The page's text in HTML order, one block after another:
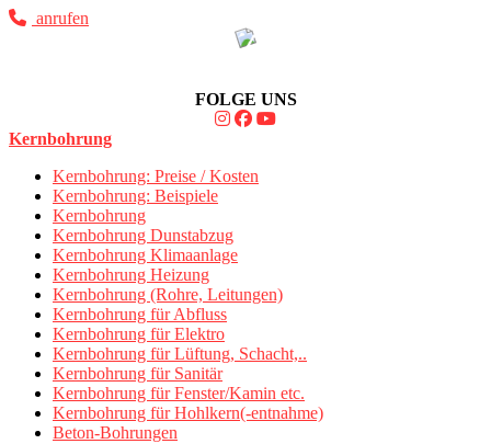
anrufen
FOLGE UNS
Kernbohrung
Kernbohrung: Preise / Kosten
Kernbohrung: Beispiele
Kernbohrung
Kernbohrung Dunstabzug
Kernbohrung Klimaanlage
Kernbohrung Heizung
Kernbohrung (Rohre, Leitungen)
Kernbohrung für Abfluss
Kernbohrung für Elektro
Kernbohrung für Lüftung, Schacht,..
Kernbohrung für Sanitär
Kernbohrung für Fenster/Kamin etc.
Kernbohrung für Hohlkern(-entnahme)
Beton-Bohrungen